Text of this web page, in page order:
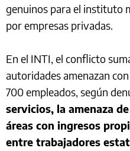
genuinos para el instituto
por empresas privadas.
En el INTI, el conflicto
autoridades amenazan
700 empleados, según
servicios, la amenaza
áreas con ingresos
entre trabajadores